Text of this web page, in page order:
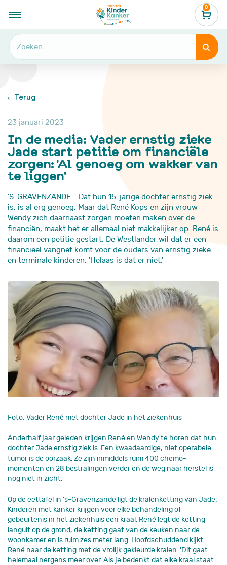
0

Nieuws, verhalen & blogs In de media: Vader ernstig zieke Jade start petitie om financiële zorgen: 'Al genoeg om wakker van te liggen'
Terug
23 januari 2023
In de media: Vader ernstig zieke
Jade start petitie om financiële
zorgen: 'Al genoeg om wakker van
te liggen'
'S-GRAVENZANDE - Dat hun 15-jarige dochter ernstig ziek
is, is al erg genoeg. Maar dat René Kops en zijn vrouw
Wendy zich daarnaast zorgen moeten maken over de
financiën, maakt het er allemaal niet makkelijker op. René is
daarom een petitie gestart. De Westlander wil dat er een
financieel vangnet komt voor de ouders van ernstig zieke
en terminale kinderen. 'Helaas is dat er niet.'
Foto: Vader René met dochter Jade in het ziekenhuis
Anderhalf jaar geleden krijgen René en Wendy te horen dat hun
dochter Jade ernstig ziek is. Een kwaadaardige, niet operabele
tumor is de oorzaak. Ze zijn inmiddels ruim 400 chemo-
momenten en 28 bestralingen verder en de weg naar herstel is
nog niet in zicht.
Op de eettafel in 's-Gravenzande ligt de kralenketting van Jade.
Kinderen met kanker krijgen voor elke behandeling of
gebeurtenis in het ziekenhuis een kraal. René legt de ketting
languit op de grond, de ketting gaat van de keuken naar de
woonkamer en is ruim zes meter lang. Hoofdschuddend kijkt
René naar de ketting met de vrolijk gekleurde kralen. 'Dit gaat
helemaal nergens meer over. Als je bedenkt dat elke kraal staat